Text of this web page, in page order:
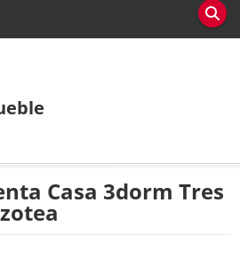
Casa 3dorm Tres